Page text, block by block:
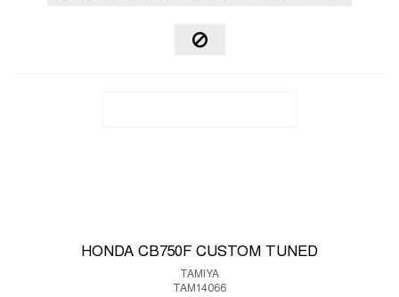
HONDA CB750F CUSTOM TUNED
TAMIYA
TAM14066